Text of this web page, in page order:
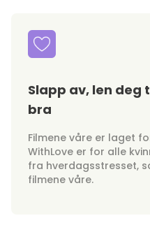
Slapp av, len deg
bra
Filmene våre er laget
WithLove er for alle
fra hverdagsstresset,
filmene våre.